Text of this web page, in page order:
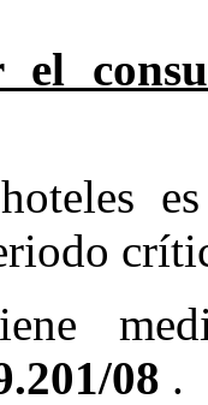
el
08 .